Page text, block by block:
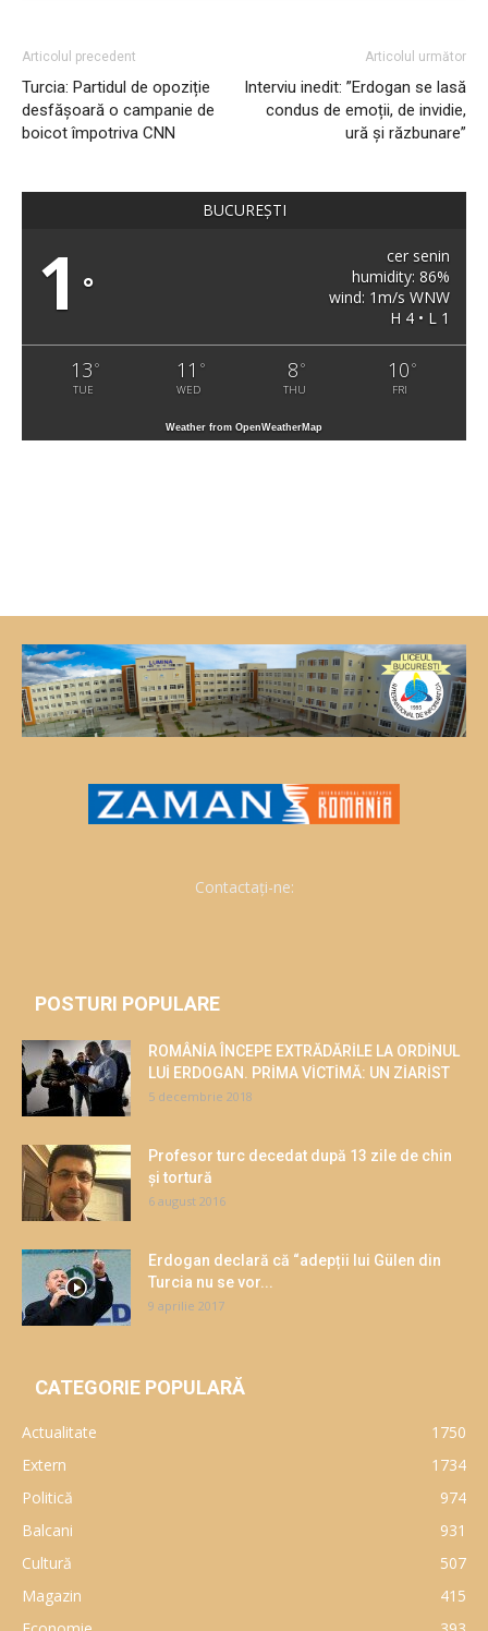
Articolul precedent
Turcia: Partidul de opoziție
desfăşoară o campanie de
boicot împotriva CNN
Articolul următor
Interviu inedit: ”Erdogan se lasă
condus de emoții, de invidie,
ură și răzbunare”
BUCUREȘTI
1 °
cer senin
humidity: 86%
wind: 1m/s WNW
H 4 • L 1
13 °
TUE
11 °
WED
8 °
THU
10 °
FRI
Weather from OpenWeatherMap
Contactați-ne:
POSTURI POPULARE
ROMÂNİA ÎNCEPE EXTRĂDĂRİLE LA ORDİNUL
LUİ ERDOGAN. PRİMA VİCTİMĂ: UN ZİARİST
5 decembrie 2018
Profesor turc decedat după 13 zile de chin
și tortură
6 august 2016
Erdogan declară că “adepții lui Gülen din
Turcia nu se vor...
9 aprilie 2017
CATEGORIE POPULARĂ
Actualitate
1750
Extern
1734
Politică
974
Balcani
931
Cultură
507
Magazin
415